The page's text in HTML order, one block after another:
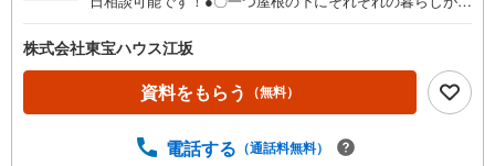
こそ、そのベースはシンプルであるべきだと思う。なぜな
ら、時の流れで人の好みは変わっていくものだから。■ご予
約いただくとご見学がスムーズです！【営業時間9:00～21:
00】ご見学希望のお客様:右上の「室内・現地を見学する」
料をもらう」をクリックして下さい。【東宝ハウス江坂の
株式会社東宝ハウス江坂
資料をもらう （無料）
電話する （通話料無料）